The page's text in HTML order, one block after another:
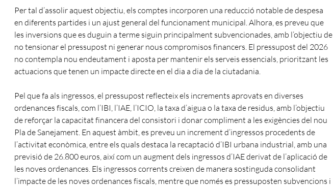
Per tal d’assolir aquest objectiu, els comptes incorporen una reducció notable de despesa
en diferents partides i un ajust general del funcionament municipal. Alhora, es preveu que
les inversions que es duguin a terme siguin principalment subvencionades, amb l’objectiu de
no tensionar el pressupost ni generar nous compromisos financers. El pressupost del 2026
no contempla nou endeutament i aposta per mantenir els serveis essencials, prioritzant les
actuacions que tenen un impacte directe en el dia a dia de la ciutadania.
Pel que fa als ingressos, el pressupost reflecteix els increments aprovats en diverses
ordenances fiscals, com l’IBI, l’IAE, l’ICIO, la taxa d’aigua o la taxa de residus, amb l’objectiu
de reforçar la capacitat financera del consistori i donar compliment a les exigències del nou
Pla de Sanejament. En aquest àmbit, es preveu un increment d’ingressos procedents de
l’activitat econòmica, entre els quals destaca la recaptació d’IBI urbana industrial, amb una
previsió de 26.800 euros, així com un augment dels ingressos d’IAE derivat de l’aplicació de
les noves ordenances. Els ingressos corrents creixen de manera sostinguda consolidant
l’impacte de les noves ordenances fiscals, mentre que només es pressuposten subvencions i